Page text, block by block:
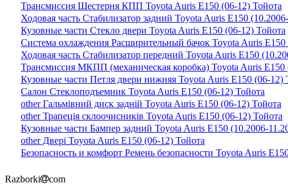
Трансмиссия Шестерня КПП Toyota Auris E150 (06-12) Тойота
Ходовая часть Стабилизатор задний Toyota Auris E150
Кузовные части Стекло двери Toyota Auris E150 (06-12) Тойота
Система охлаждения Расширительный бачок Toyota Auris E150
Ходовая часть Стабилизатор передний Toyota Auris E150
Трансмиссия МКПП (механическая коробка) Toyota Auris E150
Кузовные части Петля двери нижняя Toyota Auris E150 (06-12)
Салон Стеклоподъемник Toyota Auris E150 (06-12) Тойота
other Гальмівний диск задній Toyota Auris E150 (06-12) Тойота
other Трапеція склоочисників Toyota Auris E150 (06-12) Тойота
Кузовные части Бампер задний Toyota Auris E150 (10.2006-
other Двері Toyota Auris E150 (06-12) Тойота
Безопасность и комфорт Ремень безопасности Toyota Auris
Razborki com